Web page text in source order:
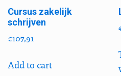
Cursus zakelijk
schrijven
€107,91
Add to cart